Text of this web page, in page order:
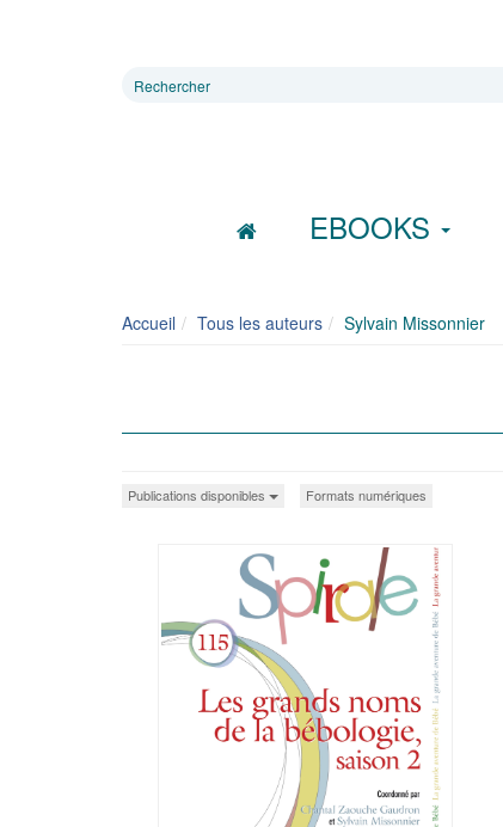
Rechercher
EBOOKS
Accueil Tous les auteurs Sylvain Missonnier
Publications disponibles Formats numériques